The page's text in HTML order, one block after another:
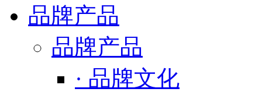
品牌产品
品牌产品
· 品牌文化